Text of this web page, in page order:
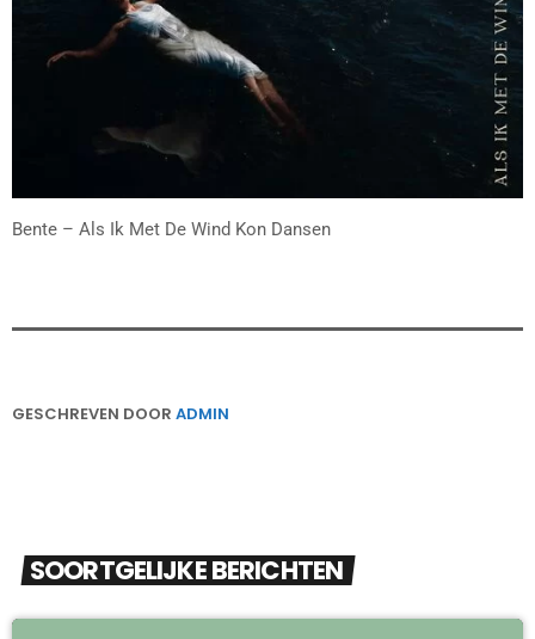
Bente – Als Ik Met De Wind Kon Dansen
GESCHREVEN DOOR ADMIN
SOORTGELIJKE BERICHTEN